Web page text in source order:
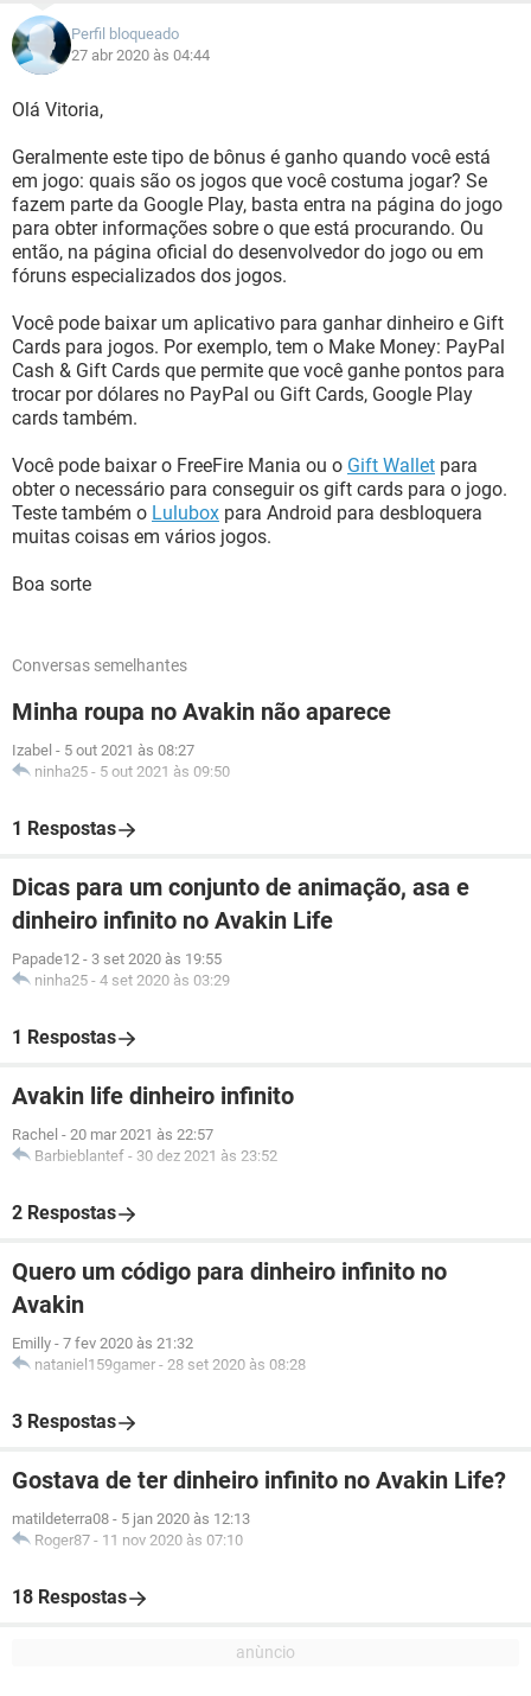
Perfil bloqueado
27 abr 2020 às 04:44
Olá Vitoria,
Geralmente este tipo de bônus é ganho quando você está
em jogo: quais são os jogos que você costuma jogar? Se
fazem parte da Google Play, basta entra na página do jogo
para obter informações sobre o que está procurando. Ou
então, na página oficial do desenvolvedor do jogo ou em
fóruns especializados dos jogos.
Você pode baixar um aplicativo para ganhar dinheiro e Gift
Cards para jogos. Por exemplo, tem o Make Money: PayPal
Cash & Gift Cards que permite que você ganhe pontos para
trocar por dólares no PayPal ou Gift Cards, Google Play
cards também.
Você pode baixar o FreeFire Mania ou o Gift Wallet para
obter o necessário para conseguir os gift cards para o jogo.
Teste também o Lulubox para Android para desbloquera
muitas coisas em vários jogos.
Boa sorte
Conversas semelhantes
Minha roupa no Avakin não aparece
Izabel - 5 out 2021 às 08:27
ninha25 - 5 out 2021 às 09:50
1 Respostas
Dicas para um conjunto de animação, asa e
dinheiro infinito no Avakin Life
Papade12 - 3 set 2020 às 19:55
ninha25 - 4 set 2020 às 03:29
1 Respostas
Avakin life dinheiro infinito
Rachel - 20 mar 2021 às 22:57
Barbieblantef - 30 dez 2021 às 23:52
2 Respostas
Quero um código para dinheiro infinito no
Avakin
Emilly - 7 fev 2020 às 21:32
nataniel159gamer - 28 set 2020 às 08:28
3 Respostas
Gostava de ter dinheiro infinito no Avakin Life?
matildeterra08 - 5 jan 2020 às 12:13
Roger87 - 11 nov 2020 às 07:10
18 Respostas